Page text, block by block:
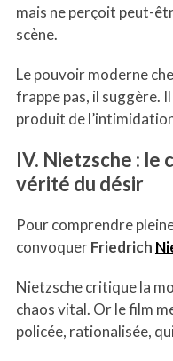
mais ne perçoit peut-
scène.
Le pouvoir moderne
frappe pas, il suggère. Il
produit de
IV. Nietzsche : le
vérité du désir
Pour comprendre
convoquerFriedrich
Nietzsche critique la
chaos vital. Or le film
policée, rationalisée,